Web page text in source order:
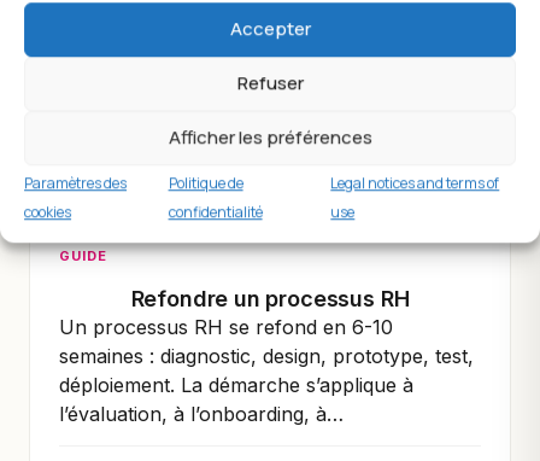
Accepter
Refuser
Afficher les préférences
Paramètres des
cookies
Politique de
confidentialité
Legal notices and terms of
use
défendre devant un Comex, il faut chiffrer le
retour : gains de temps, baisse d’erreurs,
4 min de lecture
GUIDE
Refondre un processus RH
Un processus RH se refond en 6-10
semaines : diagnostic, design, prototype, test,
déploiement. La démarche s’applique à
l’évaluation, à l’onboarding, à…